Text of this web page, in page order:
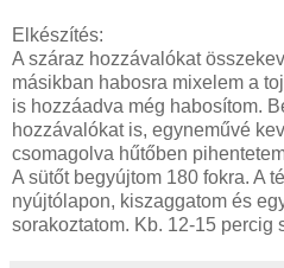
Elkészítés:
A száraz hozzávalókat
másikban habosra mixelem a
is hozzáadva még habosítom.
hozzávalókat is, egyneművé
csomagolva hűtőben
A sütőt begyújtom 180 fokra. A
nyújtólapon, kiszaggatom és
sorakoztatom. Kb. 12-15 percig